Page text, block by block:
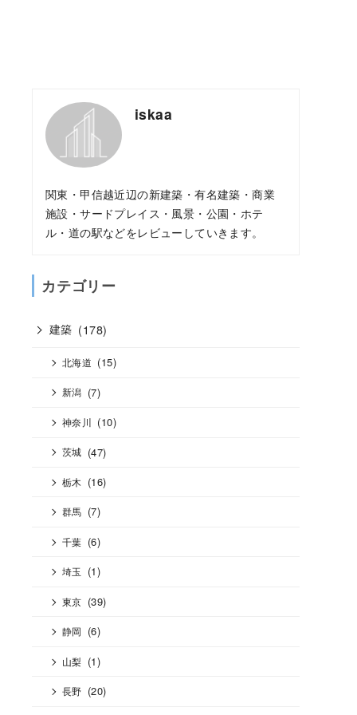
iskaa
関東・甲信越近辺の新建築・有名建築・商業
施設・サードプレイス・風景・公園・ホテ
ル・道の駅などをレビューしていきます。
カテゴリー
建築 (178)
北海道 (15)
新潟 (7)
神奈川 (10)
茨城 (47)
栃木 (16)
群馬 (7)
千葉 (6)
埼玉 (1)
東京 (39)
静岡 (6)
山梨 (1)
長野 (20)